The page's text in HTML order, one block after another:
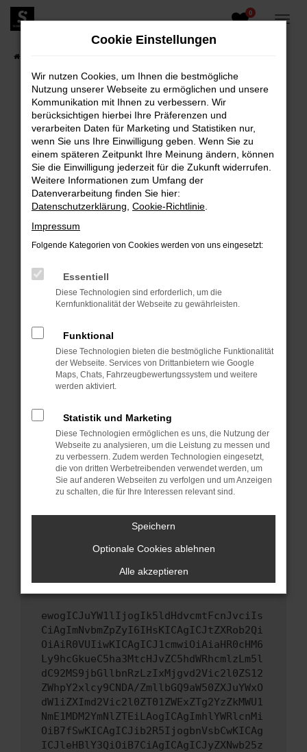
Zum
Hauptinhalt
0
FEHLER: NETWORK ERROR
Beim Laden ist ein Fehler aufgetreten.
Hier sind ein paar Tipps, die dir helfen können:
Überprüfe deine Firewall und deine
Internetverbindung.
Laden andere Webseiten, zum Beispiel deine
Suchmaschine?
Prüfe deine Browsererweiterungen.
können das Laden bestimmter Seiten
verhindern. Funktioniert die Seite in einem
anderen Browser oder in einem privaten
Starte dein Gerät neu.
Das kann manchmal helfen, vorübergehende
Probleme zu beheben.
Betriebssystem auf dem neuesten Stand
sind.
Veraltete Software birgt nicht nur ein
Sicherheitsrisiko, sondern kann auch dazu
führen, dass bestimmte Funktionen nicht mehr
unterstützt werden.
Wenn du alle oben genannten Schritte versucht
versuchen, das Problem zu beheben. Du kannst
uns diesen Text schicken, um uns bei der
Fehlersuche zu unterstützen:
ewogICJuYW1lIjogIk5ldHdvcmtFcnJvciIs
CiAgImNvbmZpZyI6IHsKICAgICJtZXRob2Qi
OiAiR0VUIiwKICAgICJ1cmwiOiAiaHR0cHM6
Ly9hcGkueC5ha3MtcHJvZC5hdWRhcmlzLm5l
dC92MS9jbGllbnRzLzIxMjgvd2Vic2l0ZS12
ZWhpY2xlcy9CNDA/ZmllbGQ9aW50ZXJuYWxO
dW1iZXImd2Vic2l0ZT01ZWExZTg2YzZkMWU1
NmE1MDM2YmNlZTEiLAogICAgImhlYWRlcnMi
OiB7fSwKICAgICJib2R5IjogbnVsbCwKICAg
ICJleHBlY3QiOiB7CiAgICAgICJyZXNwb25z
Cookie Einstellungen
Wir nutzen Cookies, um Ihnen die bestmögliche
Nutzung unserer Webseite zu ermöglichen und unsere
Kommunikation mit Ihnen zu verbessern. Wir
berücksichtigen hierbei Ihre Präferenzen und
verarbeiten Daten für Marketing und Statistiken nur,
wenn Sie uns Ihre Einwilligung geben. Wenn Sie zu
einem späteren Zeitpunkt Ihre Meinung ändern, können
Sie die Einwilligung jederzeit für die Zukunft widerrufen.
Weitere Informationen zum Umfang der
Datenverarbeitung finden Sie hier:
Datenschutzerklärung Cookie-Richtlinie
Impressum
Folgende Kategorien von Cookies werden von uns eingesetzt:
Essentiell
Diese Technologien sind erforderlich, um die
Kernfunktionalität der Webseite zu gewährleisten.
Funktional
Diese Technologien bieten die bestmögliche Funktionalität
der Webseite. Services von Drittanbietern wie Google
Maps, Chats, Fahrzeugbewertungssystem und weitere
werden aktiviert.
Statistik und Marketing
Diese Technologien ermöglichen es uns, die Nutzung der
Webseite zu analysieren, um die Leistung zu messen und
zu verbessern. Zudem werden Technologien eingesetzt,
die von dritten Werbetreibenden verwendet werden, um
Sie auf anderen Webseiten zu verfolgen und um Anzeigen
zu schalten, die für Ihre Interessen relevant sind.
Speichern
Optionale Cookies ablehnen
Alle akzeptieren